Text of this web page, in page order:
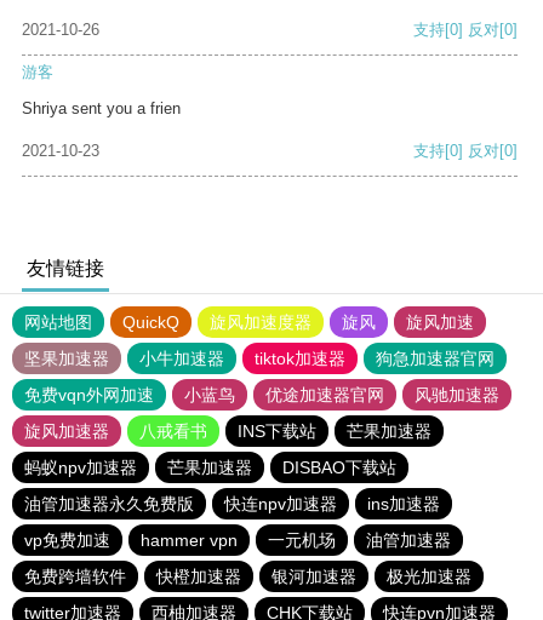
2021-10-26 支持[0] 反对[0]
游客
Shriya sent you a frien
2021-10-23 支持[0] 反对[0]
友情链接
网站地图 QuickQ 旋风加速度器 旋风
旋风加速
坚果加速器
小牛加速器 tiktok加速器
狗急加速器官网
免费vqn外网加速
小蓝鸟 优途加速器官网
风驰加速器
旋风加速器
八戒看书 INS下载站
芒果加速器
蚂蚁npv加速器
芒果加速器
DISBAO下载站
油管加速器永久免费版
快连npv加速器
ins加速器
vp免费加速
hammer vpn 一元机场
油管加速器
免费跨墙软件
快橙加速器 银河加速器
极光加速器
twitter加速器
西柚加速器 CHK下载站 快连pvn加速器